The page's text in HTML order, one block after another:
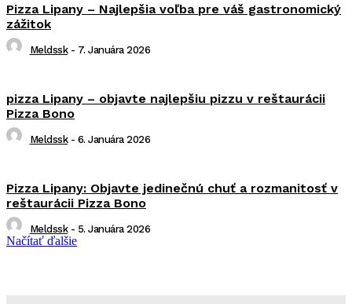
Pizza Lipany – Najlepšia voľba pre váš gastronomický
zážitok
Meldssk - 7. Januára 2026
pizza Lipany – objavte najlepšiu pizzu v reštaurácii
Pizza Bono
Meldssk - 6. Januára 2026
Pizza Lipany: Objavte jedinečnú chuť a rozmanitosť v
reštaurácii Pizza Bono
Meldssk - 5. Januára 2026
Načítať ďalšie